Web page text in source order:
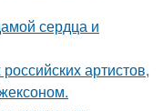
сердца и
артистов,